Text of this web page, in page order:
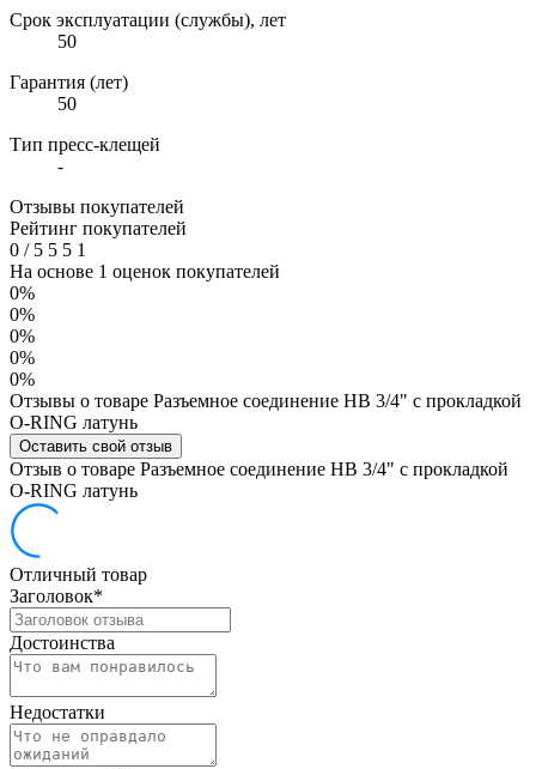
Срок эксплуатации (службы), лет
50
Гарантия (лет)
50
Тип пресс-клещей
-
Отзывы покупателей
Рейтинг покупателей
0 /5 5 5 1
На основе 1 оценок покупателей
0%
0%
0%
0%
0%
Отзывы о товаре Разъемное соединение НВ 3/4" с прокладкой
O-RING латунь
Оставить свой отзыв
Отзыв о товаре Разъемное соединение НВ 3/4" с прокладкой
O-RING латунь
Отличный товар
Заголовок*
Достоинства
Недостатки